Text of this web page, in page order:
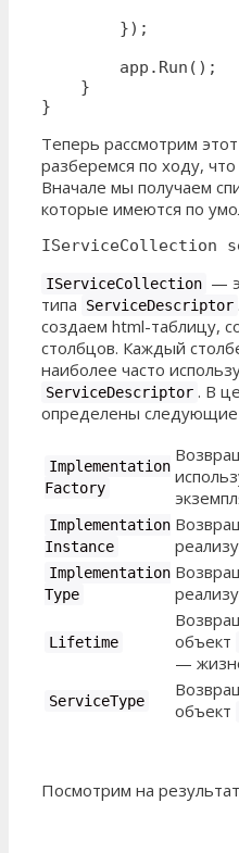
        });
        app.Run();
    }
}
Теперь рассмотрим
разберемся по ходу,
Вначале мы получаем
которые имеются по
IServiceCollection
IServiceCollection —
типа
ServiceDescriptor
создаем html-таблицу,
столбцов. Каждый
наиболее часто
ServiceDescriptor . В
определены следующие
Implementation
Factory
Implementation
Instance
Implementation
Type
Lifetime
объект
—
ServiceType
объект
Посмотрим на